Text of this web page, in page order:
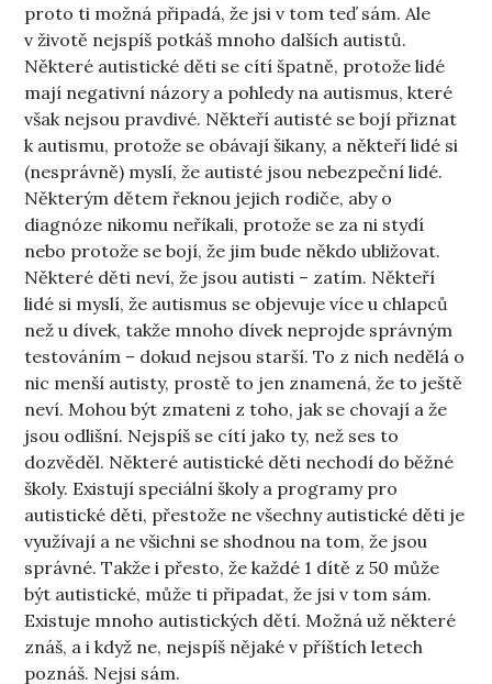
proto ti možná připadá, že jsi v tom teď sám. Ale
v životě nejspíš potkáš mnoho dalších autistů.
Některé autistické děti se cítí špatně, protože lidé
mají negativní názory a pohledy na autismus, které
však nejsou pravdivé. Někteří autisté se bojí přiznat
k autismu, protože se obávají šikany, a někteří lidé si
(nesprávně) myslí, že autisté jsou nebezpeční lidé.
Některým dětem řeknou jejich rodiče, aby o
diagnóze nikomu neříkali, protože se za ni stydí
nebo protože se bojí, že jim bude někdo ubližovat.
Některé děti neví, že jsou autisti – zatím. Někteří
lidé si myslí, že autismus se objevuje více u chlapců
než u dívek, takže mnoho dívek neprojde správným
testováním – dokud nejsou starší. To z nich nedělá o
nic menší autisty, prostě to jen znamená, že to ještě
neví. Mohou být zmateni z toho, jak se chovají a že
jsou odlišní. Nejspíš se cítí jako ty, než ses to
dozvěděl. Některé autistické děti nechodí do běžné
školy. Existují speciální školy a programy pro
autistické děti, přestože ne všechny autistické děti je
využívají a ne všichni se shodnou na tom, že jsou
správné. Takže i přesto, že každé 1 dítě z 50 může
být autistické, může ti připadat, že jsi v tom sám.
Existuje mnoho autistických dětí. Možná už některé
znáš, a i když ne, nejspíš nějaké v příštích letech
poznáš. Nejsi sám.